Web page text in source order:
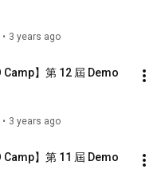
• 3 years ago
Camp】第 12 屆 Demo
• 3 years ago
Camp】第 11 屆 Demo